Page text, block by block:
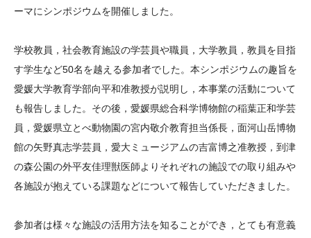
科学教育振興助成・
ログラム助成
サイトマップ 中谷財団アーカイブ
ーマにシンポジウムを開催しました。
学校教員，社会教育施設の学芸員や職員，大学教員，教員を目指
す学生など50名を越える参加者でした。本シンポジウムの趣旨を
愛媛大学教育学部向平和准教授が説明し，本事業の活動について
も報告しました。その後，愛媛県総合科学博物館の稲葉正和学芸
員，愛媛県立とべ動物園の宮内敬介教育担当係長，面河山岳博物
館の矢野真志学芸員，愛大ミュージアムの吉富博之准教授，到津
の森公園の外平友佳理獣医師よりそれぞれの施設での取り組みや
各施設が抱えている課題などについて報告していただきました。
参加者は様々な施設の活用方法を知ることができ，とても有意義